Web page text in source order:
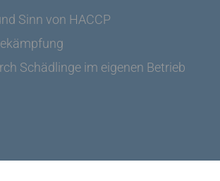
Sinn von HACCP
Schädlinge im eigenen Betrieb